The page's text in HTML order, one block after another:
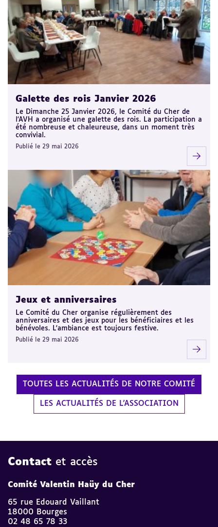
Galette des rois Janvier 2026
Le Dimanche 25 Janvier 2026, le Comité du Cher de
l'AVH a organisé une galette des rois. La participation a
été nombreuse et chaleureuse, dans un moment très
convivial.
Publié le 29 mai 2026
Jeux et anniversaires
Le Comité du Cher organise régulièrement des
anniversaires et des jeux pour les bénéficiaires et les
bénévoles. L'ambiance est toujours festive.
Publié le 29 mai 2026
TOUTES LES ACTUALITÉS DE NOTRE COMITÉ
LES ACTUALITÉS DE L'ASSOCIATION
Contact et accès
Comité Valentin Haüy du Cher
65 rue Edouard Vaillant
18000 Bourges
02 48 65 78 33